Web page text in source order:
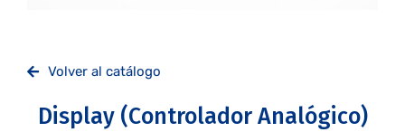
Volver al catálogo
Display (Controlador Analógico)